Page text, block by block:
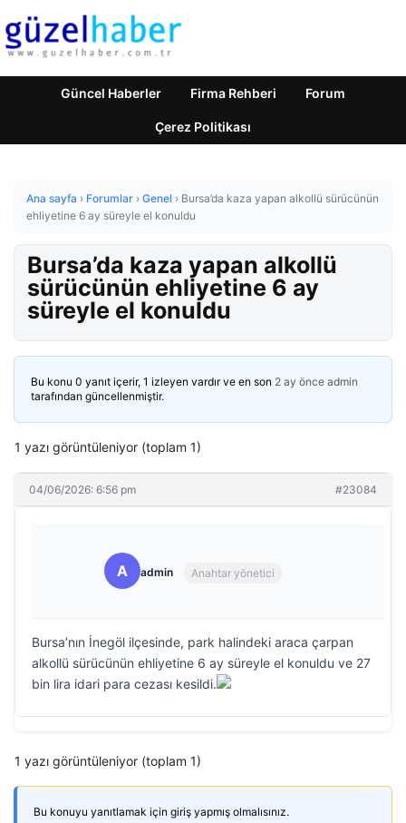
Güncel Haberler Firma Rehberi Forum
Çerez Politikası
Ana sayfa › Forumlar › Genel › Bursa’da kaza yapan alkollü sürücünün
ehliyetine 6 ay süreyle el konuldu
Bursa’da kaza yapan alkollü
sürücünün ehliyetine 6 ay
süreyle el konuldu
Bu konu 0 yanıt içerir, 1 izleyen vardır ve en son 2 ay önce admin
tarafından güncellenmiştir.
1 yazı görüntüleniyor (toplam 1)
04/06/2026: 6:56 pm #23084
A admin Anahtar yönetici
Bursa’nın İnegöl ilçesinde, park halindeki araca çarpan
alkollü sürücünün ehliyetine 6 ay süreyle el konuldu ve 27
bin lira idari para cezası kesildi.
1 yazı görüntüleniyor (toplam 1)
Bu konuyu yanıtlamak için giriş yapmış olmalısınız.